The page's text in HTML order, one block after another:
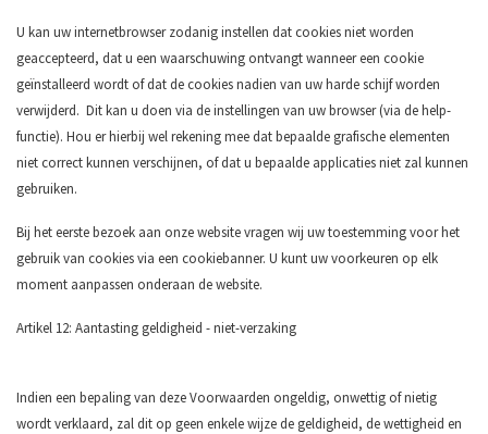
U kan uw internetbrowser zodanig instellen dat cookies niet worden
geaccepteerd, dat u een waarschuwing ontvangt wanneer een cookie
geïnstalleerd wordt of dat de cookies nadien van uw harde schijf worden
verwijderd. Dit kan u doen via de instellingen van uw browser (via de help-
functie). Hou er hierbij wel rekening mee dat bepaalde grafische elementen
niet correct kunnen verschijnen, of dat u bepaalde applicaties niet zal kunnen
gebruiken.
Bij het eerste bezoek aan onze website vragen wij uw toestemming voor het
gebruik van cookies via een cookiebanner. U kunt uw voorkeuren op elk
moment aanpassen onderaan de website.
Artikel 12: Aantasting geldigheid - niet-verzaking
Indien een bepaling van deze Voorwaarden ongeldig, onwettig of nietig
wordt verklaard, zal dit op geen enkele wijze de geldigheid, de wettigheid en